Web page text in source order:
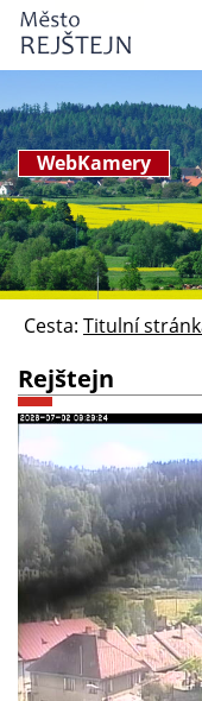
REJŠTEJN a okolí
Úvodní stránka
Základní údaje
Historie,
Úřady, instituce,
Okolí, tipy na
Kalendář akcí
Mapa
Fotogalerie, video
WebKamery
Počasí
Šumava
WebKamery
Cesta: Titulní
Rejštejn